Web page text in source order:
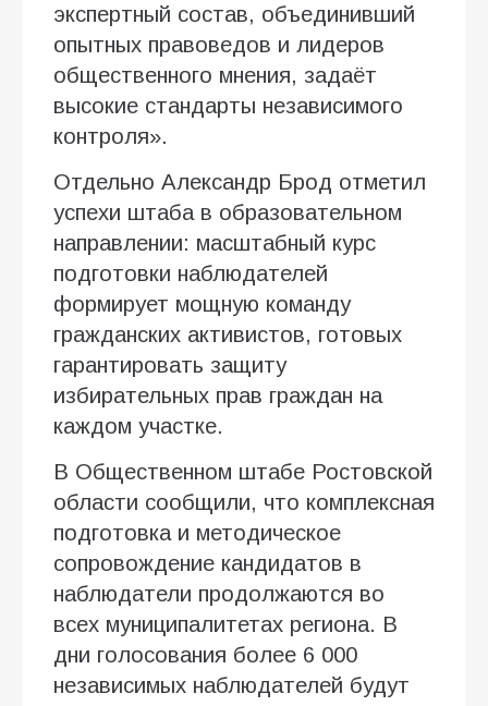
экспертный состав, объединивший
опытных правоведов и лидеров
общественного мнения, задаёт
высокие стандарты независимого
контроля».
Отдельно Александр Брод отметил
успехи штаба в образовательном
направлении: масштабный курс
подготовки наблюдателей
формирует мощную команду
гражданских активистов, готовых
гарантировать защиту
избирательных прав граждан на
каждом участке.
В Общественном штабе Ростовской
области сообщили, что комплексная
подготовка и методическое
сопровождение кандидатов в
наблюдатели продолжаются во
всех муниципалитетах региона. В
дни голосования более 6 000
независимых наблюдателей будут